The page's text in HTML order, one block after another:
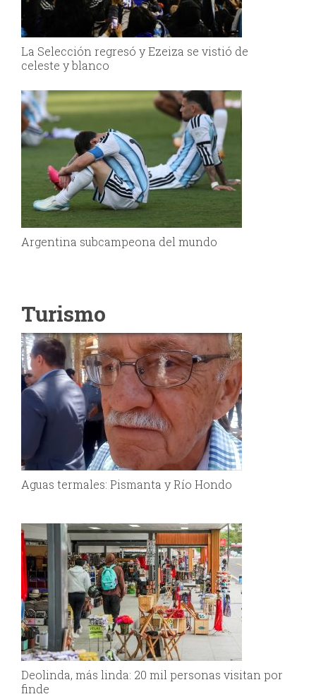
La Selección regresó y Ezeiza se vistió de
celeste y blanco
Argentina subcampeona del mundo
Turismo
Aguas termales: Pismanta y Río Hondo
Deolinda, más linda: 20 mil personas visitan por
finde